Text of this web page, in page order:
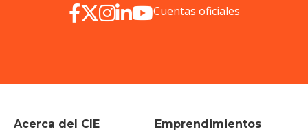
Acerca del CIE Emprendimientos
Cuentas oficiales